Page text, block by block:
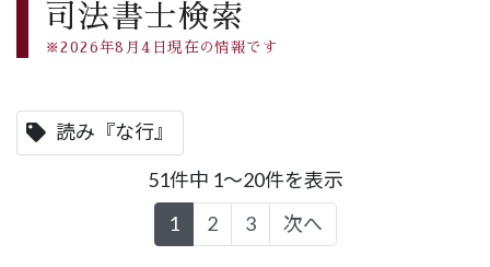
司法書士検索
※2026年8月4日現在の情報です
読み『な行』
51件中 1～20件を表示
1 2 3 次へ